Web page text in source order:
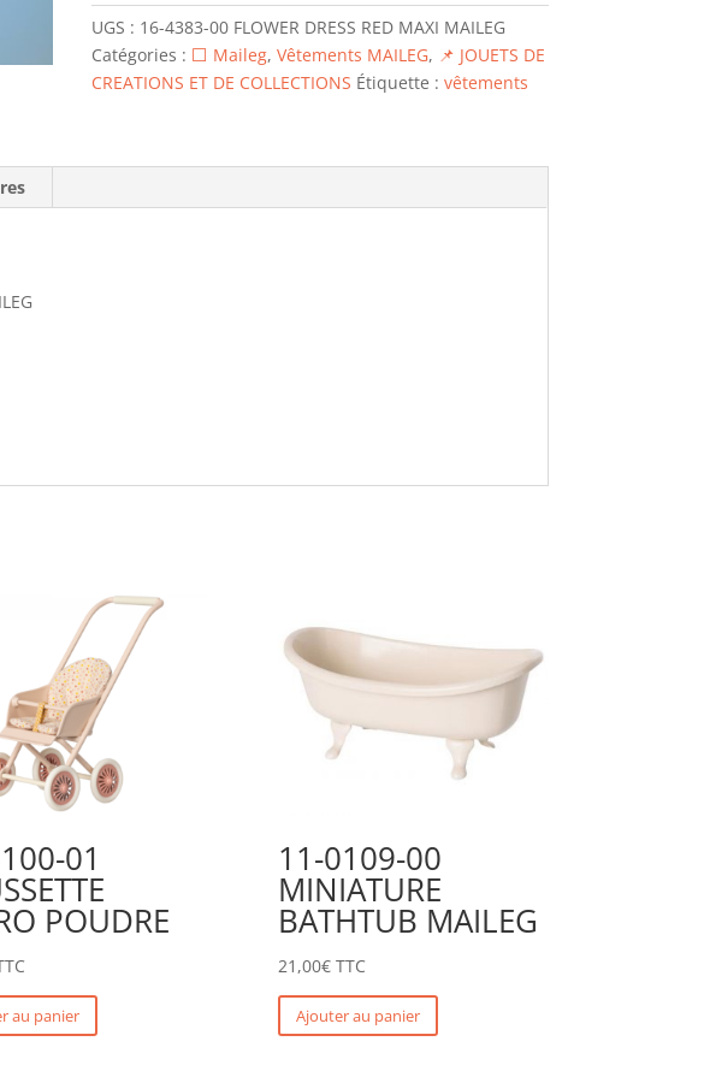
4383-
00
FLOWER
DRESS
UGS : 16-4383-00 FLOWER DRESS RED MAXI MAILEG
Catégories : ⬜ Maileg, Vêtements MAILEG, 📌 JOUETS DE
CREATIONS ET DE COLLECTIONS Étiquette : vêtements
01
POUDRE
au panier
11-0109-00
MINIATURE
BATHTUB MAILEG
21,00€ TTC
Ajouter au panier